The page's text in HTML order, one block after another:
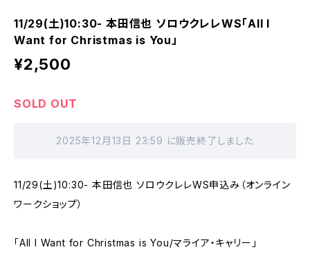
11/29(土)10:30- 本田信也 ソロウクレレWS「All I
Want for Christmas is You」
¥2,500
SOLD OUT
2025年12月13日 23:59 に販売終了しました
11/29(土)10:30- 本田信也 ソロウクレレWS申込み（オンライン
ワークショップ）
「All I Want for Christmas is You/マライア・キャリー」